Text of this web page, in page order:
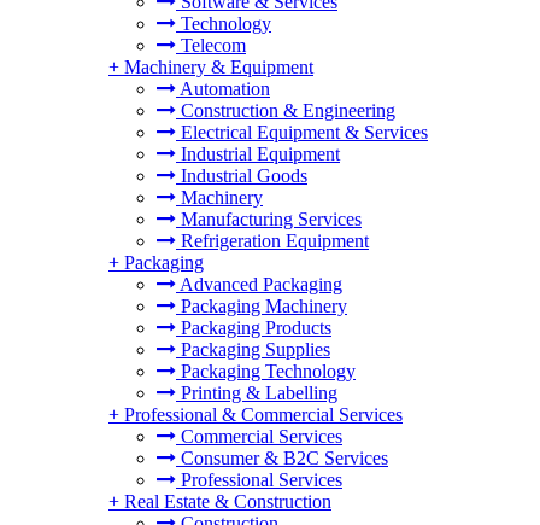
Technology
Telecom
+ Machinery & Equipment
Automation
Construction & Engineering
Electrical Equipment & Services
Industrial Equipment
Industrial Goods
Machinery
Manufacturing Services
Refrigeration Equipment
+ Packaging
Advanced Packaging
Packaging Machinery
Packaging Products
Packaging Supplies
Packaging Technology
Printing & Labelling
+ Professional & Commercial Services
Commercial Services
Consumer & B2C Services
Professional Services
+ Real Estate & Construction